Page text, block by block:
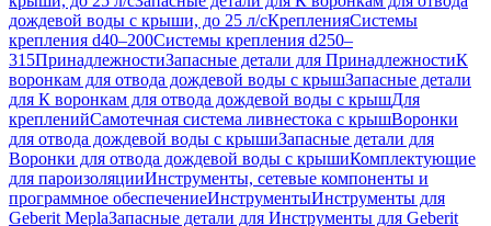
дождевой воды с крыши, до 25 л/сКрепленияСистемы
крепления d40–200Системы крепления d250–
315ПринадлежностиЗапасные детали для ПринадлежностиК
воронкам для отвода дождевой воды с крышЗапасные детали
для К воронкам для отвода дождевой воды с крышДля
крепленийСамотечная система ливнестока с крышВоронки
для отвода дождевой воды с крышиЗапасные детали для
Воронки для отвода дождевой воды с крышиКомплектующие
для пароизоляцииИнструменты, сетевые компоненты и
программное обеспечениеИнструментыИнструменты для
Geberit MeplaЗапасные детали для Инструменты для Geberit